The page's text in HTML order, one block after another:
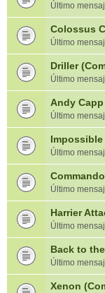
Último
Colossus
Último
Driller
Último
Andy
Último
Impossible
Último
Último
Harrier
Último
Back to
Último
Xenon